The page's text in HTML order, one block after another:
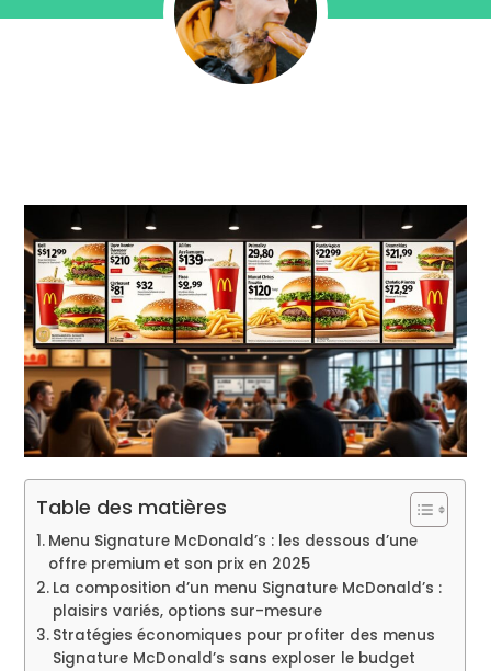
Table des matières
Menu Signature McDonald’s : les dessous d’une
offre premium et son prix en 2025
La composition d’un menu Signature McDonald’s :
plaisirs variés, options sur-mesure
Stratégies économiques pour profiter des menus
Signature McDonald’s sans exploser le budget